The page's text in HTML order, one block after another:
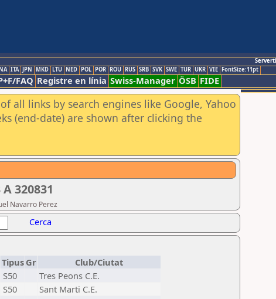
ITA JPN MKD LTU NED POL POR ROU RUS SRB SVK SWE TUR UKR VIE FontSize:11pt
FAQ Registre en línia Swiss-Manager ÖSB FIDE
all links by search engines like Google, Yahoo
(end-date) are shown after clicking the
320831
Navarro Perez
Cerca
Tipus Gr
Club/Ciutat
S50
Tres Peons C.E.
S50
Sant Marti C.E.